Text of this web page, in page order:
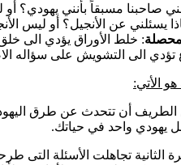
صاحبنا مسبقاً بأنني يهودي؟
يسئلني عن الأنجيل؟ أو ليس
: خلط الأوراق يؤدي الى
تؤدي الى التشويش على سؤاله
الأتي:
أن تتحدث عن طرق اليهود
يهودي واحد في حياتك.
الثانية تجاهلت الأسئلة التى